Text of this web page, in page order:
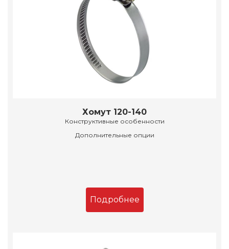
Хомут 120-140
Конструктивные особенности
Дополнительные опции
Подробнее